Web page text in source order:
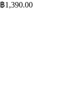
฿1,390.00